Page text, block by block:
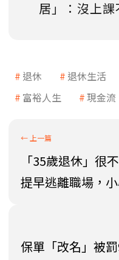
居」：沒上
退休 退休生活
富裕人生
現金流
「35歲退休」很
提早逃離職場，
保單「改名」被